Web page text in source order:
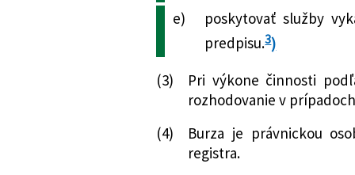
352/2013 Z. z.
Zákon, ktorým sa
o účtovníctve v
206/2014 Z. z.
Zákon, ktorým
o dlhopisoch v
mení a dopĺňa
e)
poskytovať služby
predpisu.3)
(3)
Pri výkone činnosti
rozhodovanie v
(4)
Burza je právnickou
registra.